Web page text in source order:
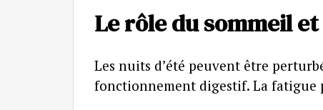
Le rôle du sommeil
Les nuits d’été peuvent être
fonctionnement digestif. La fatigue